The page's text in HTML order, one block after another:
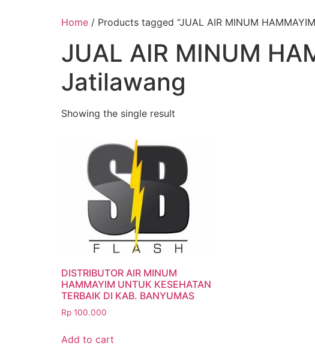
Home / Products tagged “JUAL AIR MINUM
JUAL AIR MINUM
Jatilawang
Showing the single result
DISTRIBUTOR AIR MINUM
HAMMAYIM UNTUK KESEHATAN
TERBAIK DI KAB. BANYUMAS
Rp 100.000
Add to cart